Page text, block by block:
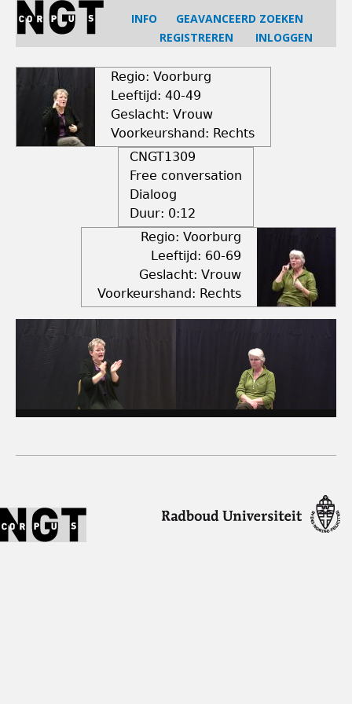
Jump
navigation
INFO
GEAVANCEERD ZOEKEN
REGISTREREN
INLOGGEN
Regio: Voorburg
Leeftijd: 40-49
Geslacht: Vrouw
Voorkeurshand: Rechts
CNGT1309
Free conversation
Dialoog
Duur: 0:12
Regio: Voorburg
Leeftijd: 60-69
Geslacht: Vrouw
Voorkeurshand: Rechts